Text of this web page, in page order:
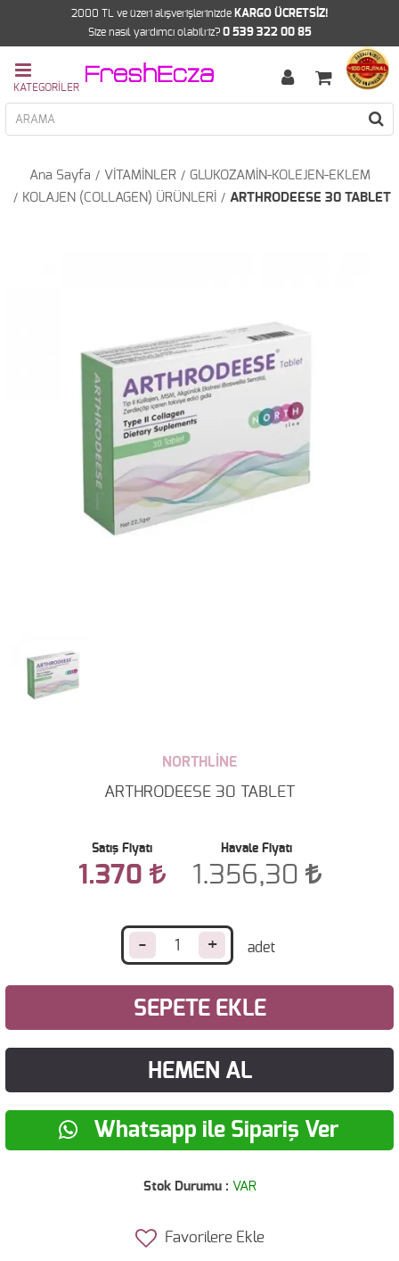
2000 TL ve üzeri alışverişlerinizde KARGO ÜCRETSİZ!
Size nasıl yardımcı olabilriz? 0 539 322 00 85
Ana Sayfa VİTAMİNLER
GLUKOZAMİN-KOLEJEN-EKLEM
KOLAJEN (COLLAGEN) ÜRÜNLERİ
ARTHRODEESE 30 TABLET
NORTHLİNE
ARTHRODEESE 30 TABLET
Satış Fiyatı
1.370
Havale Fiyatı
1.356,30
- +
SEPETE EKLE
HEMEN AL
Whatsapp ile Sipariş Ver
Stok Durumu : VAR
Favorilere Ekle